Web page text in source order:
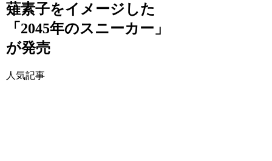
薙素子をイメージした
「2045年のスニーカー」
が発売
人気記事